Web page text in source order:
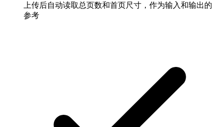
上传后自动读取总页数和首页尺寸，作为输入和输出的
参考